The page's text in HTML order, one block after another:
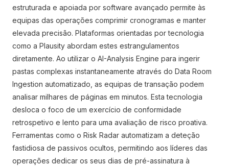
estruturada e apoiada por software avançado permite às
equipas das operações comprimir cronogramas e manter
elevada precisão. Plataformas orientadas por tecnologia
como a Plausity abordam estes estrangulamentos
diretamente. Ao utilizar o AI-Analysis Engine para ingerir
pastas complexas instantaneamente através do Data Room
Ingestion automatizado, as equipas de transação podem
analisar milhares de páginas em minutos. Esta tecnologia
desloca o foco de um exercício de conformidade
retrospetivo e lento para uma avaliação de risco proativa.
Ferramentas como o Risk Radar automatizam a deteção
fastidiosa de passivos ocultos, permitindo aos líderes das
operações dedicar os seus dias de pré-assinatura à